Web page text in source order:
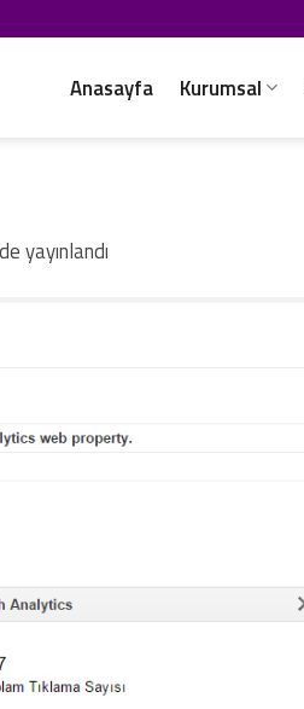
Anasayfa Kurumsal
yayınlandı